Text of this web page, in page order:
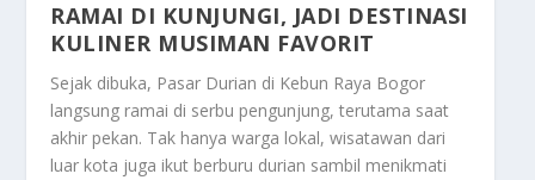
RAMAI DI KUNJUNGI, JADI DESTINASI
KULINER MUSIMAN FAVORIT
Sejak dibuka, Pasar Durian di Kebun Raya Bogor
langsung ramai di serbu pengunjung, terutama saat
akhir pekan. Tak hanya warga lokal, wisatawan dari
luar kota juga ikut berburu durian sambil menikmati